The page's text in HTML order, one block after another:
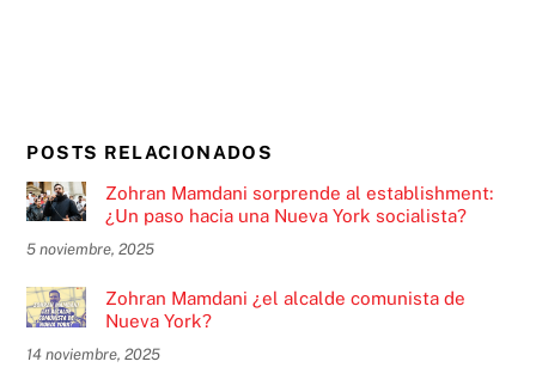
POSTS RELACIONADOS
Zohran Mamdani sorprende al establishment:
¿Un paso hacia una Nueva York socialista?
5 noviembre, 2025
Zohran Mamdani ¿el alcalde comunista de
Nueva York?
14 noviembre, 2025